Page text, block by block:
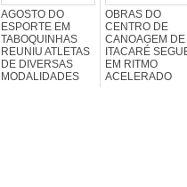
AGOSTO DO
ESPORTE EM
TABOQUINHAS
REUNIU ATLETAS
DE DIVERSAS
MODALIDADES
OBRAS DO
CENTRO DE
CANOAGEM DE
ITACARÉ
EM RITMO
ACELERADO